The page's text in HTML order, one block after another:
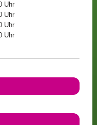
Uhr
Uhr
Uhr
Uhr